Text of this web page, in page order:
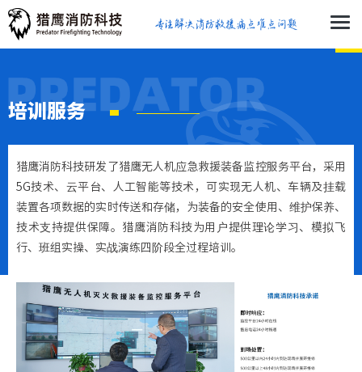
培训服务
猎鹰消防科技研发了猎鹰无人机应急救援装备监控服务平台，采用
5G技术、云平台、人工智能等技术，可实现无人机、车辆及挂载
装置各项数据的实时传送和存储，为装备的安全使用、维护保养、
技术支持提供保障。猎鹰消防科技为用户提供理论学习、模拟飞
行、班组实操、实战演练四阶段全过程培训。